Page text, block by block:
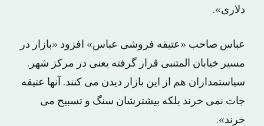
دلاری».
عباس صاحب «عتیقه فروشی عباس» افزود «بازار در
مسیر خیابان المتنبی قرار گرفته یعنی در مرکز شهر.
سیاستمداران هم از این بازار دیدن می کنند. آنها عتیقه
جات نمی خرند بلکه بیشترشان سنگ و تسبیح می
خرند».